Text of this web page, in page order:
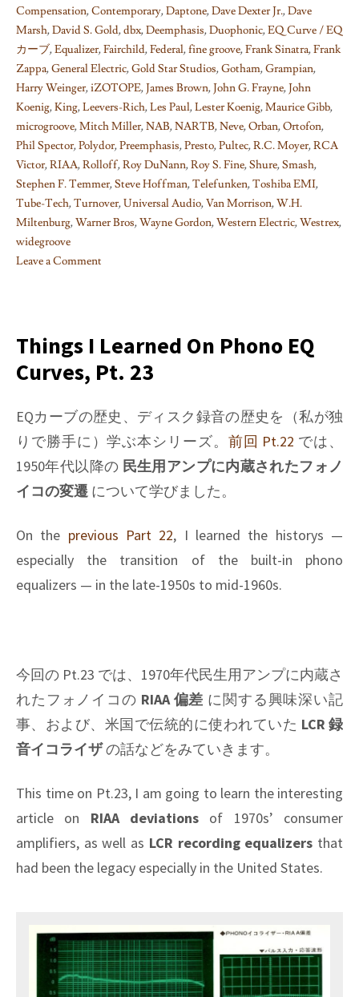
Compensation,Contemporary,Daptone,Dave Dexter Jr.,Dave
Marsh,David S. Gold,dbx,Deemphasis,Duophonic,EQ Curve / EQ
カーブ,Equalizer,Fairchild,Federal,fine groove,Frank Sinatra,Frank
Zappa,General Electric,Gold Star Studios,Gotham,Grampian,
Harry Weinger,iZOTOPE,James Brown,John G. Frayne,John
Koenig,King,Leevers-Rich,Les Paul,Lester Koenig,Maurice Gibb,
microgroove,Mitch Miller,NAB,NARTB,Neve,Orban,Ortofon,
Phil Spector,Polydor,Preemphasis,Presto,Pultec,R.C. Moyer,RCA
Victor,RIAA,Rolloff,Roy DuNann,Roy S. Fine,Shure,Smash,
Stephen F. Temmer,Steve Hoffman,Telefunken,Toshiba EMI,
Tube-Tech,Turnover,Universal Audio,Van Morrison,W.H.
Miltenburg,Warner Bros,Wayne Gordon,Western Electric,Westrex,
widegroove
Leave a Comment
learned
on
Phono
curves,
Pt.
24
Things I Learned On Phono EQ
Curves, Pt. 23
EQカーブの歴史、ディスク録音の歴史を（私が独
りで勝手に）学ぶ本シリーズ。 前回 Pt.22 では、
1950年代以降の 民生用アンプに内蔵されたフォノ
イコの変遷 について学びました。
On the previous Part 22, I learned the historys —
especially the transition of the built-in phono
equalizers — in the late-1950s to mid-1960s.
今回の Pt.23 では、1970年代民生用アンプに内蔵さ
れたフォノイコの RIAA 偏差 に関する興味深い記
事、および、米国で伝統的に使われていた LCR 録
音イコライザの話などをみていきます。
This time on Pt.23, I am going to learn the interesting
article on RIAA deviations of 1970s’ consumer
amplifiers, as well as LCR recording equalizers that
had been the legacy especially in the United States.